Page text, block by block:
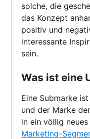
solche, die
das Konzept
positiv und
interessante
sein.
Was ist eine
Eine Submarke
und der Marke
in ein völlig
Marketing-